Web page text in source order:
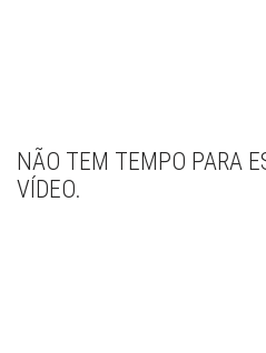
NÃO TEM TEMPO PARA
VÍDEO.